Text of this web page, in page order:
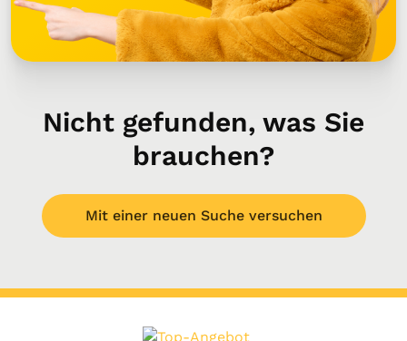
Nicht gefunden, was Sie
brauchen?
Mit einer neuen Suche versuchen